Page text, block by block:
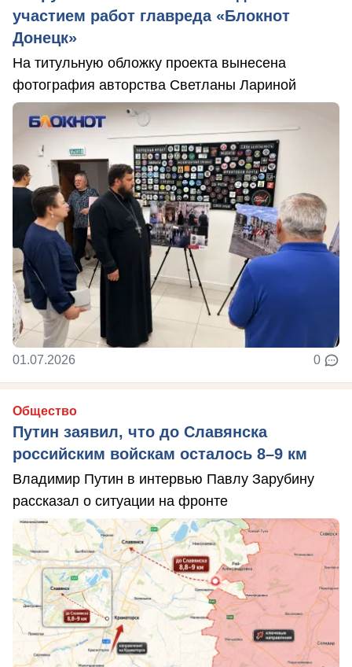
участием работ главреда «Блокнот
Донецк»
На титульную обложку проекта вынесена
фотография авторства Светланы Лариной
01.07.2026 0
Общество
Путин заявил, что до Славянска
российским войскам осталось 8–9 км
Владимир Путин в интервью Павлу Зарубину
рассказал о ситуации на фронте